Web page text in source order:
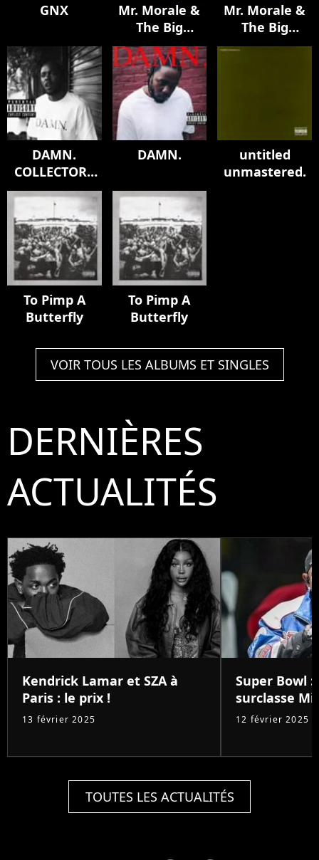
GNX
Mr. Morale &
The Big
Steppers
Mr. Morale &
The Big
Steppers
DAMN.
COLLECTORS
EDITION.
DAMN.
untitled
unmastered.
To Pimp A
Butterfly
To Pimp A
Butterfly
VOIR TOUS LES ALBUMS ET SINGLES
DERNIÈRES
ACTUALITÉS
Kendrick Lamar et SZA à
Paris : le prix !
13 février 2025
Super Bowl
surclasse
12 février 2025
TOUTES LES ACTUALITÉS